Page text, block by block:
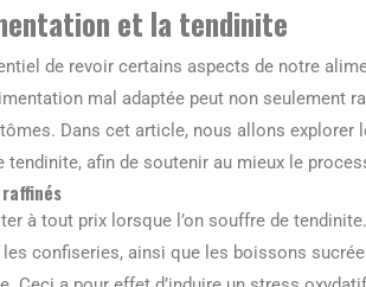
et la tendinite
de revoir certains aspects de notre
mal adaptée peut non seulement
Dans cet article, nous allons explorer
tendinite, afin de soutenir au mieux le
à tout prix lorsque l’on souffre de
confiseries, ainsi que les boissons